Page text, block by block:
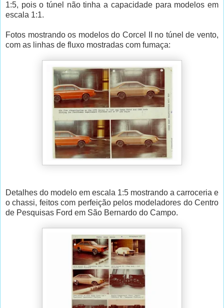
1:5, pois o túnel não tinha a capacidade para modelos em
escala 1:1.
Fotos mostrando os modelos do Corcel II no túnel de vento,
com as linhas de fluxo mostradas com fumaça:
Detalhes do modelo em escala 1:5 mostrando a carroceria e
o chassi, feitos com perfeição pelos modeladores do Centro
de Pesquisas Ford em São Bernardo do Campo.